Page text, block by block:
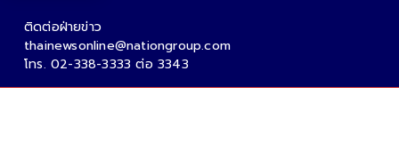
ติดต่อฝ่ายข่าว
thainewsonline@nationgroup.com
โทร. 02-338-3333 ต่อ 3343